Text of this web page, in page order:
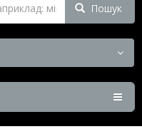
Пошук